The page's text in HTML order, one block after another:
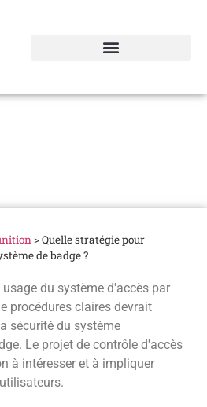
>Quelle stratégie pour
de badge ?
du système d'accès par
procédures claires devrait
sécurité du système
Le projet de contrôle d'accès
à intéresser et à impliquer